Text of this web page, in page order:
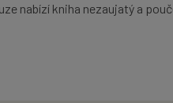
nabízí kniha nezaujatý a